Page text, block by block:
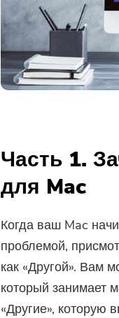
Часть 1.
для Mac
Когда ваш Mac
проблемой,
как «Другой». Вам
который занимает
«Другие», которую